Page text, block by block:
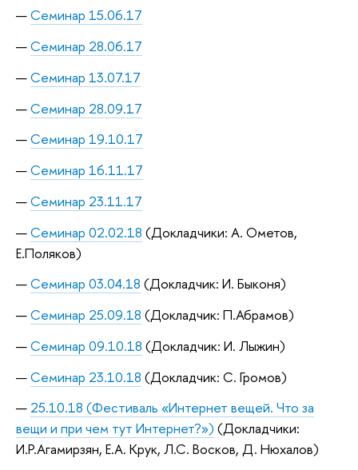
Семинар 15.06.17
Семинар 28.06.17
Семинар 13.07.17
Семинар 28.09.17
Семинар 19.10.17
Семинар 16.11.17
Семинар 23.11.17
Семинар 02.02.18 (Докладчики: А. Ометов,
Е.Поляков)
Семинар 03.04.18 (Докладчик: И. Быконя)
Семинар 25.09.18 (Докладчик: П.Абрамов)
Семинар 09.10.18 (Докладчик: И. Лыжин)
Семинар 23.10.18 (Докладчик: С. Громов)
25.10.18 (Фестиваль «Интернет вещей. Что за
вещи и при чем тут Интернет?») (Докладчики:
И.Р.Агамирзян, Е.А. Крук, Л.С. Восков, Д. Нюхалов)